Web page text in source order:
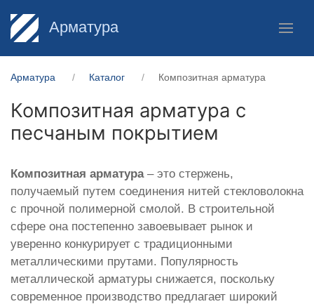
Арматура
Арматура Каталог Композитная арматура
Композитная арматура с
песчаным покрытием
Композитная арматура– это стержень,
получаемый путем соединения нитей стекловолокна
с прочной полимерной смолой. В строительной
сфере она постепенно завоевывает рынок и
уверенно конкурирует с традиционными
металлическими прутами. Популярность
металлической арматуры снижается, поскольку
современное производство предлагает широкий